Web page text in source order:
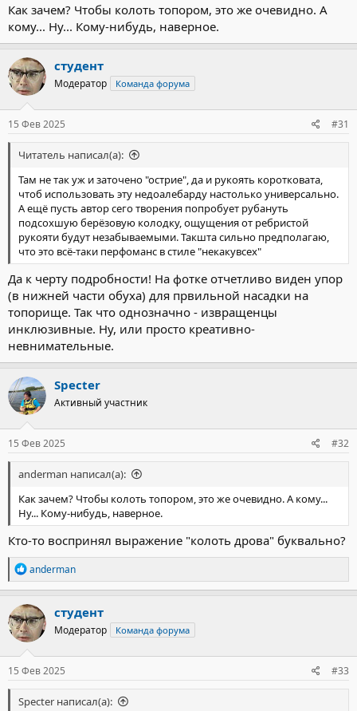
Как зачем? Чтобы колоть топором, это же очевидно. А
кому... Ну... Кому-нибудь, наверное.
студент
Модератор Команда форума
15 Фев 2025 #31
Читатель написал(а):
Там не так уж и заточено "острие", да и рукоять коротковата,
чтоб использовать эту недоалебарду настолько универсально.
А ещё пусть автор сего творения попробует рубануть
подсохшую берёзовую колодку, ощущения от ребристой
рукояти будут незабываемыми. Такшта сильно предполагаю,
что это всё-таки перфоманс в стиле "некакувсех"
Да к черту подробности! На фотке отчетливо виден упор
(в нижней части обуха) для првильной насадки на
топорище. Так что однозначно - извращенцы
инклюзивные. Ну, или просто креативно-
невнимательные.
Specter
Активный участник
15 Фев 2025 #32
anderman написал(а):
Как зачем? Чтобы колоть топором, это же очевидно. А кому...
Ну... Кому-нибудь, наверное.
Кто-то воспринял выражение "колоть дрова" буквально?
Р
е
а
к
ц
и
и
:
anderman
студент
Модератор Команда форума
15 Фев 2025 #33
Specter написал(а):